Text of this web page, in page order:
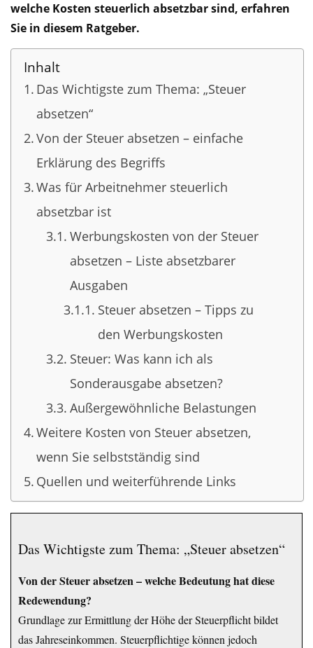
welche Kosten steuerlich absetzbar sind, erfahren
Sie in diesem Ratgeber.
Inhalt
Das Wichtigste zum Thema: „Steuer
absetzen“
Von der Steuer absetzen – einfache
Erklärung des Begriffs
Was für Arbeitnehmer steuerlich
absetzbar ist
Werbungskosten von der Steuer
absetzen – Liste absetzbarer
Ausgaben
Steuer absetzen – Tipps zu
den Werbungskosten
Steuer: Was kann ich als
Sonderausgabe absetzen?
Außergewöhnliche Belastungen
Weitere Kosten von Steuer absetzen,
wenn Sie selbstständig sind
Quellen und weiterführende Links
Das Wichtigste zum Thema: „Steuer absetzen“
Von der Steuer absetzen – welche Bedeutung hat diese
Redewendung?
Grundlage zur Ermittlung der Höhe der Steuerpflicht bildet
das Jahreseinkommen. Steuerpflichtige können jedoch